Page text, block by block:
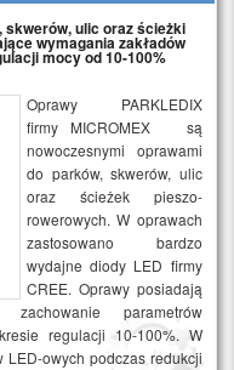
skwerów, ulic oraz ścieżki
wymagania zakładów
mocy od 10-100%
Oprawy PARKLEDIX
firmy MICROMEX są
nowoczesnymi oprawami
do parków, skwerów, ulic
oraz ścieżek pieszo-
rowerowych. W oprawach
zastosowano bardzo
wydajne diody LED firmy
CREE. Oprawy posiadają
zachowanie parametrów
regulacji 10-100%. W
owych podczas redukcji